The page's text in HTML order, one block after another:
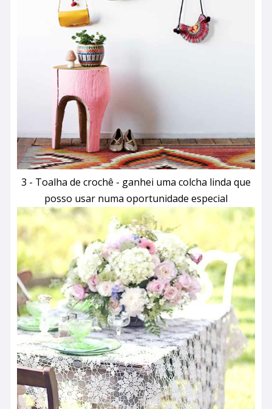
3 - Toalha de crochê - ganhei uma colcha linda que
posso usar numa oportunidade especial